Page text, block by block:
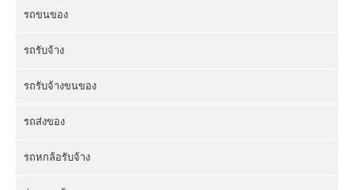
รถขนของ
รถรับจ้าง
รถรับจ้างขนของ
รถส่งของ
รถหกล้อรับจ้าง